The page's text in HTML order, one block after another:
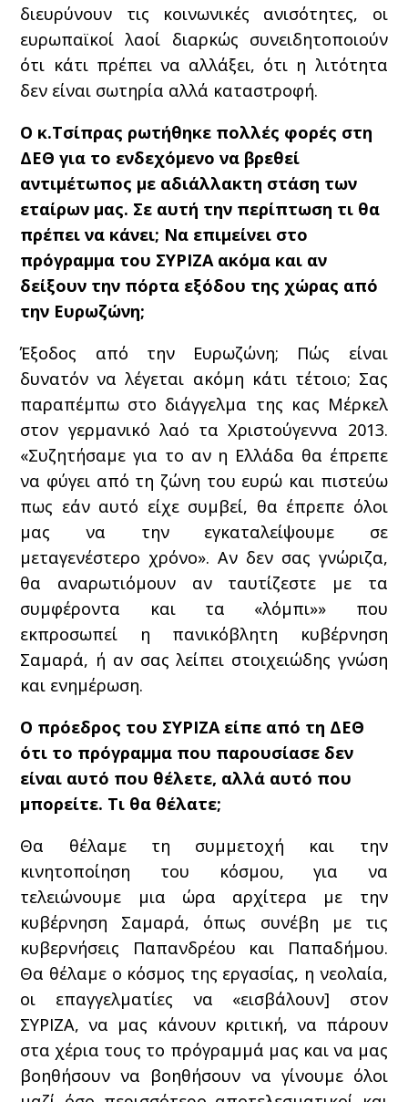
διευρύνουν τις κοινωνικές ανισότητες, οι
ευρωπαϊκοί λαοί διαρκώς συνειδητοποιούν
ότι κάτι πρέπει να αλλάξει, ότι η λιτότητα
δεν είναι σωτηρία αλλά καταστροφή.
Ο κ.Τσίπρας ρωτήθηκε πολλές φορές στη
ΔΕΘ για το ενδεχόμενο να βρεθεί
αντιμέτωπος με αδιάλλακτη στάση των
εταίρων μας. Σε αυτή την περίπτωση τι θα
πρέπει να κάνει; Να επιμείνει στο
πρόγραμμα του ΣΥΡΙΖΑ ακόμα και αν
δείξουν την πόρτα εξόδου της χώρας από
την Ευρωζώνη;
Έξοδος από την Ευρωζώνη; Πώς είναι
δυνατόν να λέγεται ακόμη κάτι τέτοιο; Σας
παραπέμπω στο διάγγελμα της κας Μέρκελ
στον γερμανικό λαό τα Χριστούγεννα 2013.
«Συζητήσαμε για το αν η Ελλάδα θα έπρεπε
να φύγει από τη ζώνη του ευρώ και πιστεύω
πως εάν αυτό είχε συμβεί, θα έπρεπε όλοι
μας να την εγκαταλείψουμε σε
μεταγενέστερο χρόνο». Αν δεν σας γνώριζα,
θα αναρωτιόμουν αν ταυτίζεστε με τα
συμφέροντα και τα «λόμπι»» που
εκπροσωπεί η πανικόβλητη κυβέρνηση
Σαμαρά, ή αν σας λείπει στοιχειώδης γνώση
και ενημέρωση.
Ο πρόεδρος του ΣΥΡΙΖΑ είπε από τη ΔΕΘ
ότι το πρόγραμμα που παρουσίασε δεν
είναι αυτό που θέλετε, αλλά αυτό που
μπορείτε. Τι θα θέλατε;
Θα θέλαμε τη συμμετοχή και την
κινητοποίηση του κόσμου, για να
τελειώνουμε μια ώρα αρχίτερα με την
κυβέρνηση Σαμαρά, όπως συνέβη με τις
κυβερνήσεις Παπανδρέου και Παπαδήμου.
Θα θέλαμε ο κόσμος της εργασίας, η νεολαία,
οι επαγγελματίες να «εισβάλουν] στον
ΣΥΡΙΖΑ, να μας κάνουν κριτική, να πάρουν
στα χέρια τους το πρόγραμμά μας και να μας
βοηθήσουν να βοηθήσουν να γίνουμε όλοι